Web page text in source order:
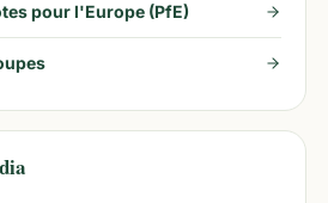
pour l'Europe (PfE)